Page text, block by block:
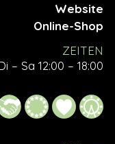
Website
Online-Shop
ZEITEN
– Sa 12:00 – 18:00